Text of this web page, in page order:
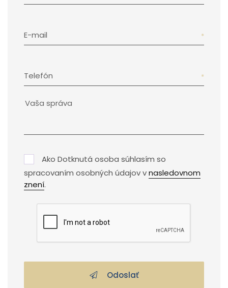
E-mail
Telefón
Ako Dotknutá osoba súhlasím so
spracovaním osobných údajov vnasledovnom
znení.
Odoslať